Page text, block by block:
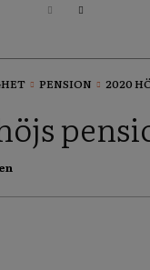
PENSION 2020